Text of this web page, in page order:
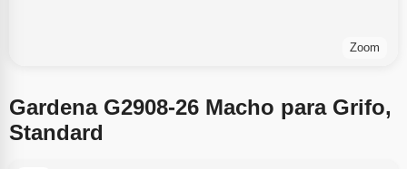
Zoom
Gardena G2908-26 Macho para Grifo,
Standard